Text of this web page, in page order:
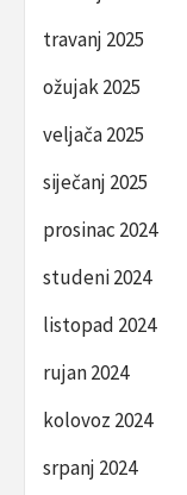
travanj 2025
ožujak 2025
veljača 2025
siječanj 2025
prosinac 2024
studeni 2024
listopad 2024
rujan 2024
kolovoz 2024
srpanj 2024